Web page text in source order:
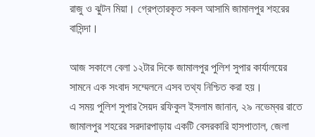
রাজু ও ঝুটন মিয়া। গ্রেপ্তারকৃত সকল আসামি জামালপুর শহরের
বাসিন্দা।
আজ সকালে বেলা ১২টার দিকে জামালপুর পুলিশ সুপার কার্যালয়ের
সামনে এক সংবাদ সম্মেলনে এসব তথ্য নিশ্চিত করা হয়।
এ সময় পুলিশ সুপার সৈয়দ রফিকুল ইসলাম জানান, ২৯ নভেম্বর রাতে
জামালপুর শহরের সরদারপাড়ায় একটি বেসরকারি হাসপাতাল, জেলা